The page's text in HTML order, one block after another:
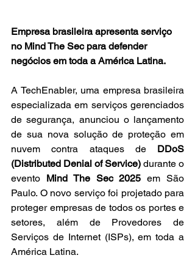
Empresa brasileira apresenta serviço
no Mind The Sec para defender
negócios em toda a América Latina.
A TechEnabler, uma empresa brasileira
especializada em serviços gerenciados
de segurança, anunciou o lançamento
de sua nova solução de proteção em
nuvem contra ataques de DDoS
(Distributed Denial of Service) durante o
evento Mind The Sec 2025 em São
Paulo. O novo serviço foi projetado para
proteger empresas de todos os portes e
setores, além de Provedores de
Serviços de Internet (ISPs), em toda a
América Latina.